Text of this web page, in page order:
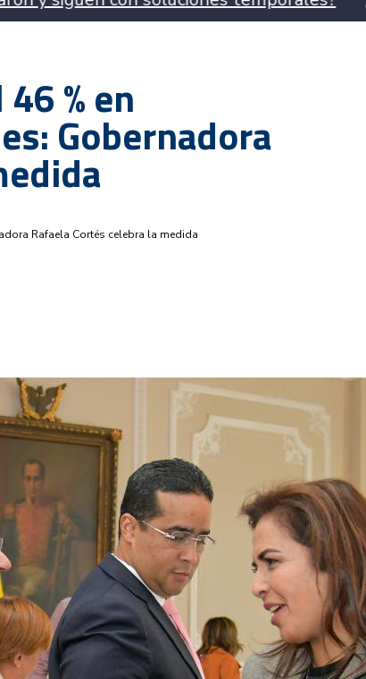
% en
Gobernadora
Rafaela Cortés celebra la medida